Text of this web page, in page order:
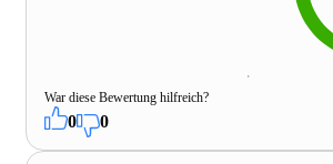
War diese Bewertung hilfreich?
0 0